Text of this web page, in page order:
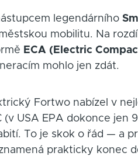
legendárního
mobilitu. Na
ECA (Electric
mohlo jen zdát.
Fortwo nabízel v
(v USA EPA dokonce
To je skok o řád — a
prakticky konec